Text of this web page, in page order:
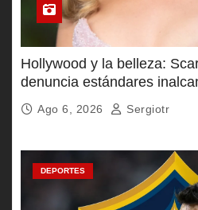
Hollywood y la belleza:
denuncia estándares
Ago 6, 2026 Sergiotr
DEPORTES